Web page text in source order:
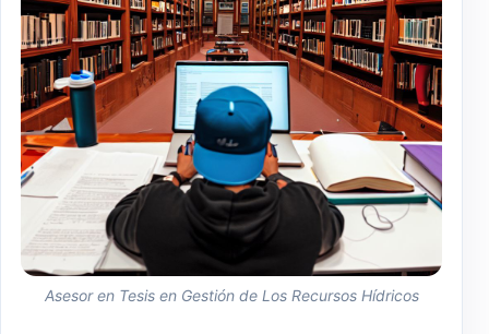
Asesor en Tesis en Gestión de Los Recursos Hídricos